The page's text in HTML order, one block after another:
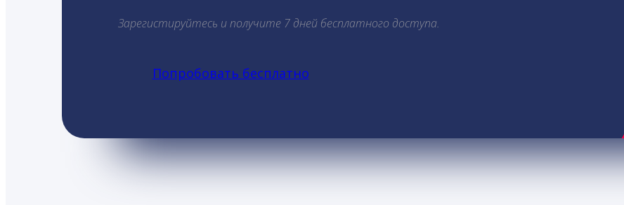
Зарегистируйтесь и получите 7 дней бесплатного доступа.
Попробовать бесплатно